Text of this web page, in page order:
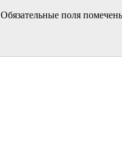
Обязательные поля